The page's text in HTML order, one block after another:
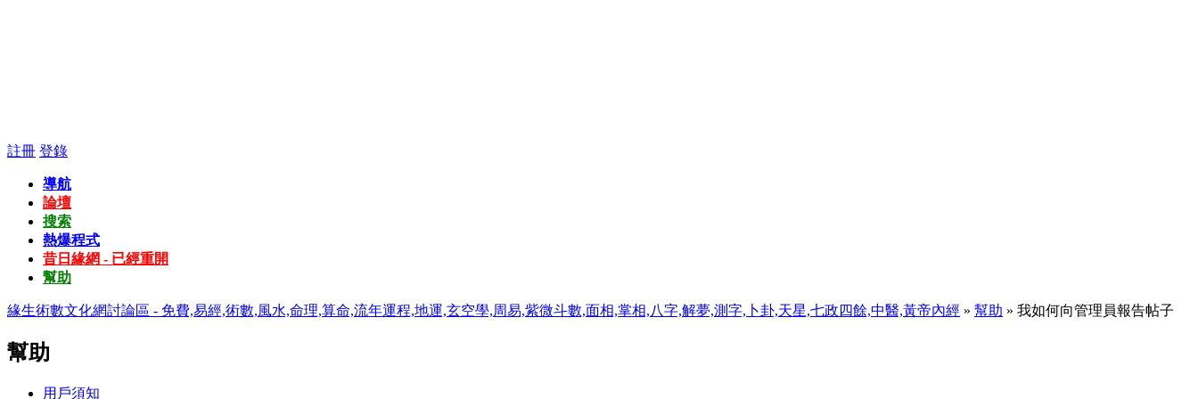
註冊 登錄
導航
論壇
搜索
熱爆程式
昔日緣網 - 已經重開
幫助
緣生術數文化網討論區 - 免費,易經,術數,風水,命理,算命,流年運程,地運,玄空學,周易,紫微斗數,面相,掌相,八字,解夢,測字,卜卦,天星,七政四餘,中醫,黃帝內經 » 幫助 » 我如何向管理員報告帖子
幫助
用戶須知